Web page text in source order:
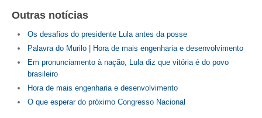
AGENDA
SEESP NOTÍCIAS
NOTÍCIAS NO WHATSAPP
FOTOS
Outras notícias
Os desafios do presidente Lula antes da posse
Palavra do Murilo | Hora de mais engenharia e desenvolvimento
Em pronunciamento à nação, Lula diz que vitória é do povo
brasileiro
Hora de mais engenharia e desenvolvimento
O que esperar do próximo Congresso Nacional